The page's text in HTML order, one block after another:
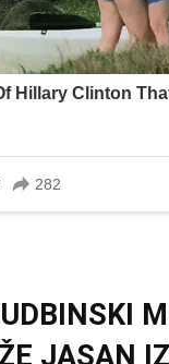
JASAN